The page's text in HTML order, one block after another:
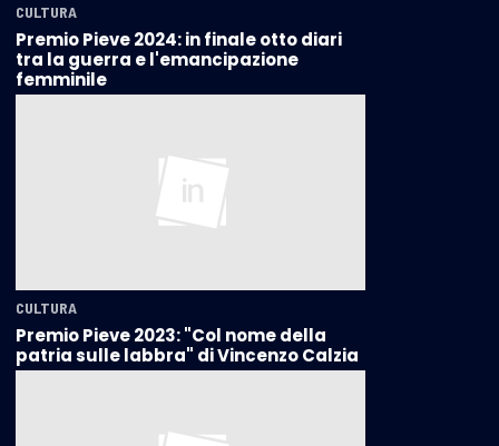
CULTURA
Premio Pieve 2024: in finale otto diari
tra la guerra e l'emancipazione
femminile
CULTURA
Premio Pieve 2023: "Col nome della
patria sulle labbra" di Vincenzo Calzia